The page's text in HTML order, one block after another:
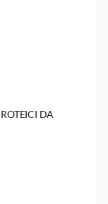
DA